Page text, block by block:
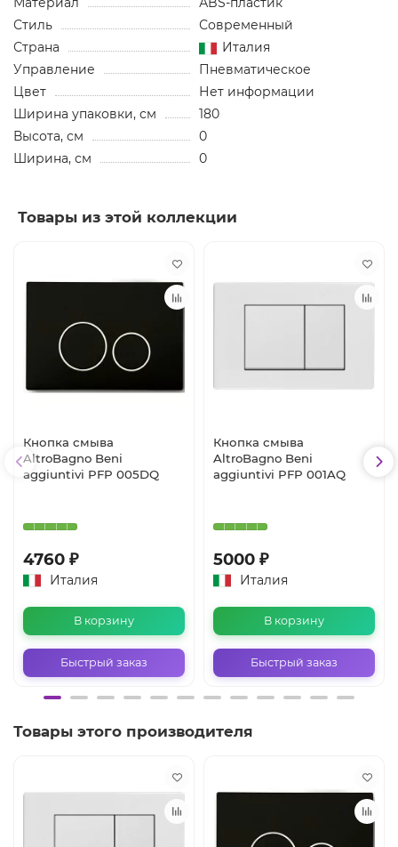
Стиль
Современный
Страна
Италия
Управление
Пневматическое
Цвет
Нет информации
Ширина упаковки, см
180
Высота, см
0
Ширина, см
0
Товары из этой коллекции
Кнопка смыва
AltroBagno Beni
aggiuntivi PFP 005DQ
4760 ₽
Италия
В корзину
Быстрый заказ
Кнопка смыва
AltroBagno Beni
aggiuntivi PFP 001AQ
5000 ₽
Италия
В корзину
Быстрый заказ
Товары этого производителя